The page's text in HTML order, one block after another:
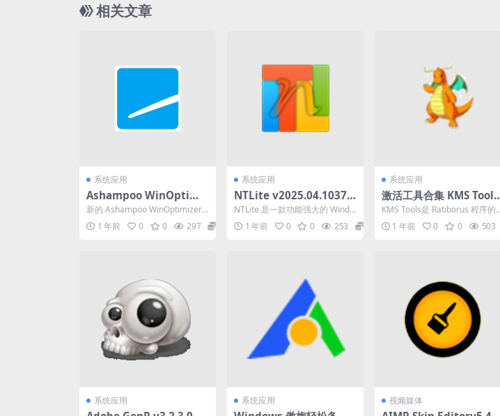
相关文章
系统应用
Ashampoo WinOptimiz
er（系统优化软件）v28.
00.10 中文破解便携式版
新的 Ashampoo WinOptimizer
25 具有双重增强功能！Win...
1 年前 0 0 297
系统应用
NTLite v2025.04.10373
一款功能强大的 Window
s 系统定制工具
NTLite 是一款功能强大的 Windo
ws 系统定制工具，它允许用户对
Wi...1 年前 0 0 253
系统应用
激活工具合集 KMS Tools
v20250224 最新版
KMS Tools是 Ratiborus 程序的
一个 shell 集合，选择您需...
1 年前 0 0 503
系统应用 系统应用 视频媒体